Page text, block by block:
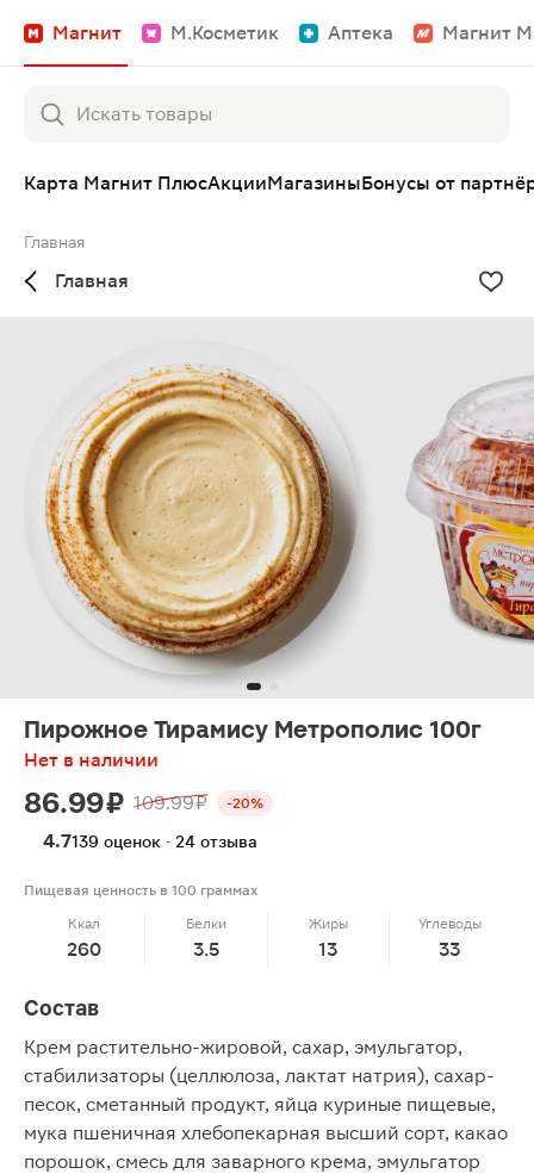
Магнит М.Косметик Аптека Магнит
Карта Магнит ПлюсАкцииМагазиныБонусы от
Главная
Главная
Пирожное Тирамису Метрополис 100г
Нет в наличии
86.99 ₽ 109.99 ₽ -20%
4.7139 оценок · 24 отзыва
Пищевая ценность в 100 граммах
Ккал
260
Белки
3.5
Жиры
13
Углеводы
33
Состав
Крем растительно-жировой, сахар, эмульгатор,
стабилизаторы (целлюлоза, лактат натрия), сахар-
песок, сметанный продукт, яйца куриные пищевые,
мука пшеничная хлебопекарная высший сорт, какао
порошок, смесь для заварного крема, эмульгатор